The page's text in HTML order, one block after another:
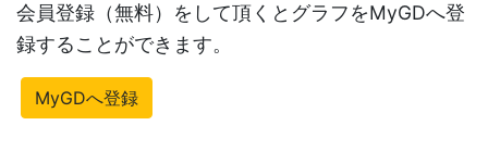
会員登録（無料）をして頂くとグラフをMyGDへ登
録することができます。
MyGDへ登録